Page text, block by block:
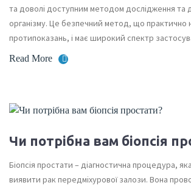
та доволі доступним методом дослідження та
організму. Це безпечний метод, що практично
протипоказань, і має широкий спектр
Read More
Чи потрібна вам біопсія
Біопсія простати – діагностична процедура,
виявити рак передміхурової залози. Вона